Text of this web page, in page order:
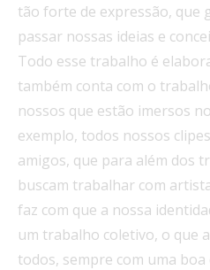
tão forte de expressão, que
passar nossas ideias e
Todo esse trabalho é
também conta com o
nossos que estão imersos
exemplo, todos nossos
amigos, que para além dos
buscam trabalhar com
faz com que a nossa
um trabalho coletivo, o que
todos, sempre com uma